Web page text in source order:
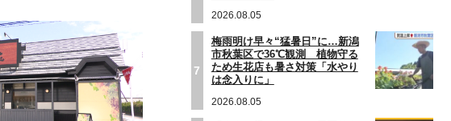
2026.08.05
7
梅雨明け早々“猛暑日”に…新潟
市秋葉区で36℃観測 植物守る
ため生花店も暑さ対策「水やり
は念入りに」
2026.08.05